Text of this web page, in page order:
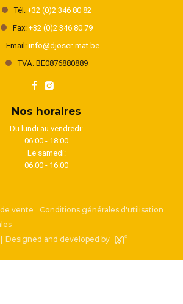
Tél: +32 (0)2 346 80 82
Fax: +32 (0)2 346 80 79
Email: info@djoser-mat.be
TVA: BE0876880889
Nos horaires
Du lundi au vendredi:
06:00 - 18:00
Le samedi:
06:00 - 16:00
vente
Conditions générales d'utilisation
Designed and developed by